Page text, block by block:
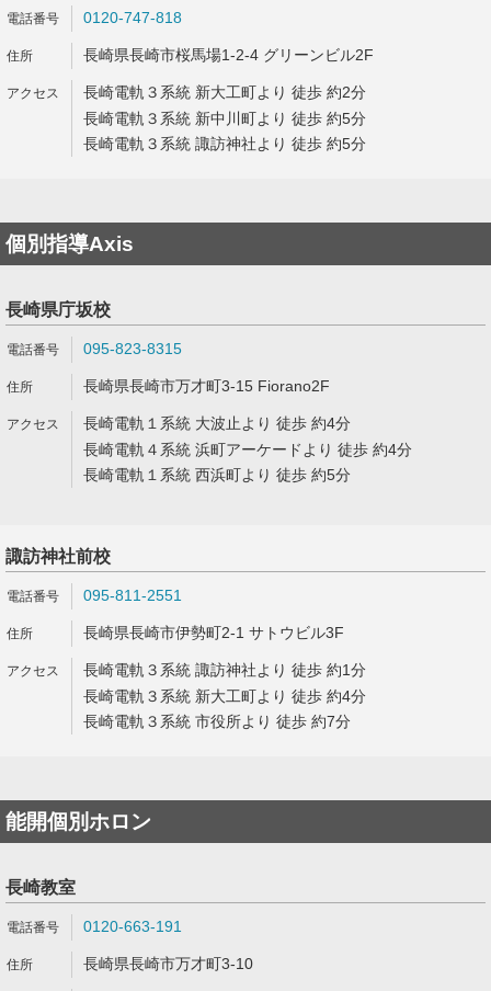
0120-747-818
長崎県長崎市桜馬場1-2-4 グリーンビル2F
長崎電軌３系統 新大工町より 徒歩 約2分
長崎電軌３系統 新中川町より 徒歩 約5分
長崎電軌３系統 諏訪神社より 徒歩 約5分
個別指導Axis
長崎県庁坂校
095-823-8315
長崎県長崎市万才町3-15 Fiorano2F
長崎電軌１系統 大波止より 徒歩 約4分
長崎電軌４系統 浜町アーケードより 徒歩 約4分
長崎電軌１系統 西浜町より 徒歩 約5分
諏訪神社前校
095-811-2551
長崎県長崎市伊勢町2-1 サトウビル3F
長崎電軌３系統 諏訪神社より 徒歩 約1分
長崎電軌３系統 新大工町より 徒歩 約4分
長崎電軌３系統 市役所より 徒歩 約7分
能開個別ホロン
長崎教室
0120-663-191
長崎県長崎市万才町3-10